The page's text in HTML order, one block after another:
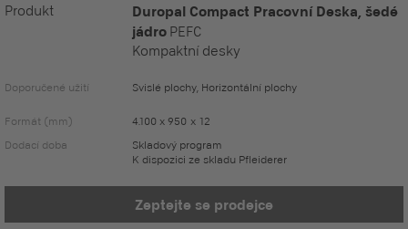
Produkt
Duropal Compact Pracovní Deska, šedé
jádro PEFC
Kompaktní desky
Doporučené užití Svislé plochy, Horizontální plochy
Formát (mm)
4.100 x 950 x 12
Dodací doba
Skladový program
K dispozici ze skladu Pfleiderer
Zeptejte se prodejce